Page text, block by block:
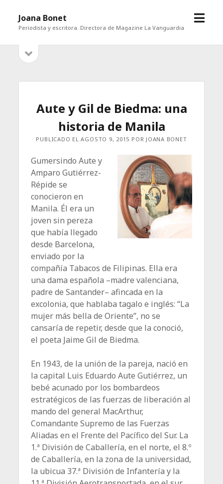
Joana Bonet
Periodista y escritora. Directora de Magazine La Vanguardia
abrir
Barrabarra
Aute y Gil de Biedma: una
historia de Manila
PUBLICADO EL AGOSTO 9, 2015 POR JOANA BONET
Gumersindo Aute y
Amparo Gutiérrez-
Répide se
conocieron en
Manila. Él era un
joven sin pereza
que había llegado
desde Barcelona,
enviado por la
compañía Tabacos de Filipinas. Ella era
una dama española –madre valenciana,
padre de Santander– afincada en la
excolonia, que hablaba tagalo e inglés: “La
mujer más bella de Oriente”, no se
cansaría de repetir, desde que la conoció,
el poeta Jaime Gil de Biedma.
En 1943, de la unión de la pareja, nació en
la capital Luis Eduardo Aute Gutiérrez, un
bebé acunado por los bombardeos
estratégicos de las fuerzas de liberación al
mando del general MacArthur,
Comandante Supremo de las Fuerzas
Aliadas en el Frente del Pacífico del Sur. La
1.ª División de Caballería, en el norte, el 8.º
de Caballería, en la zona de la universidad,
la ubicua 37.ª División de Infantería y la